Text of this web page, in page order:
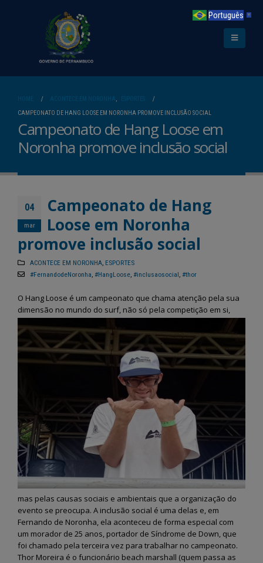
HOME ACONTECE EM NORONHA,
ESPORTES
CAMPEONATO DE HANG LOOSE EM NORONHA PROMOVE INCLUSÃO SOCIAL
Campeonato de Hang Loose em
Noronha promove inclusão social
04
mar
Campeonato de Hang
Loose em Noronha
promove inclusão social
ACONTECE EM NORONHA, ESPORTES
#FernandodeNoronha, #HangLoose, #inclusaosocial, #thor
O Hang Loose é um campeonato que chama atenção pela sua
dimensão no mundo do surf, não só pela competição em si,
mas pelas causas sociais e ambientais que a organização do
evento se preocupa. A inclusão social é uma delas e, em
Fernando de Noronha, ela aconteceu de forma especial com
um morador de 25 anos, portador de Síndrome de Down, que
foi chamado pela terceira vez para trabalhar no campeonato.
Thor Moreira é o funcionário beach marshall (quem passa as
Português ▼